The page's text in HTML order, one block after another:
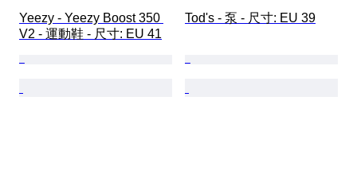
Yeezy - Yeezy Boost 350
V2 - 運動鞋 - 尺寸: EU 41
Tod's - 泵 - 尺寸: EU 39